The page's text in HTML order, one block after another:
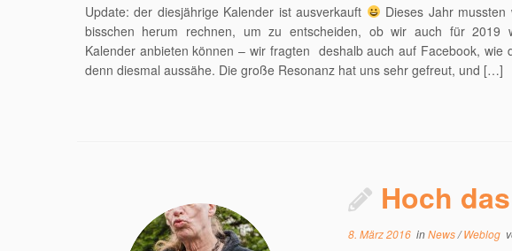
Update: der diesjährige Kalender ist ausverkauft
Dieses Jahr mussten
bisschen herum rechnen, um zu entscheiden, ob wir auch für 2019
Kalender anbieten können – wir fragten deshalb auch auf Facebook, wie
denn diesmal aussähe. Die große Resonanz hat uns sehr gefreut, und […]
Hoch
8. März 2016 inNews/Weblog